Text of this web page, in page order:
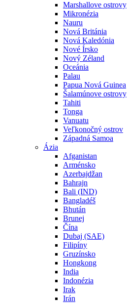
Marshallove ostrovy
Mikronézia
Nauru
Nová Británia
Nová Kaledónia
Nové Írsko
Nový Zéland
Oceánia
Palau
Papua Nová Guinea
Šalamúnove ostrovy
Tahiti
Tonga
Vanuatu
Veľkonočný ostrov
Západná Samoa
Ázia
Afganistan
Arménsko
Azerbajdžan
Bahrajn
Bali (IND)
Bangladéš
Bhután
Brunej
Čína
Dubaj (SAE)
Filipíny
Gruzínsko
Hongkong
India
Indonézia
Irak
Irán